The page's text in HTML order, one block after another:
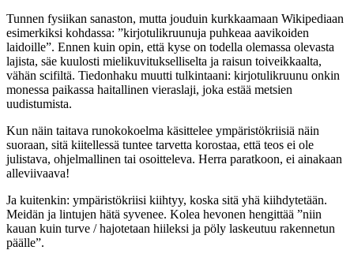
Tunnen fysiikan sanaston, mutta jouduin kurkkaamaan Wikipediaan
esimerkiksi kohdassa: ”kirjotulikruunuja puhkeaa aavikoiden
laidoille”. Ennen kuin opin, että kyse on todella olemassa olevasta
lajista, säe kuulosti mielikuvitukselliselta ja raisun toiveikkaalta,
vähän scifiltä. Tiedonhaku muutti tulkintaani: kirjotulikruunu onkin
monessa paikassa haitallinen vieraslaji, joka estää metsien
uudistumista.
Kun näin taitava runokokoelma käsittelee ympäristökriisiä näin
suoraan, sitä kiitellessä tuntee tarvetta korostaa, että teos ei ole
julistava, ohjelmallinen tai osoitteleva. Herra paratkoon, ei ainakaan
alleviivaava!
Ja kuitenkin: ympäristökriisi kiihtyy, koska sitä yhä kiihdytetään.
Meidän ja lintujen hätä syvenee. Kolea hevonen hengittää ”niin
kauan kuin turve / hajotetaan hiileksi ja pöly laskeutuu rakennetun
päälle”.